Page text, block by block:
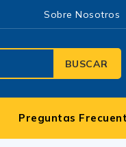
Sobre Nosotros
BUSCAR
Preguntas